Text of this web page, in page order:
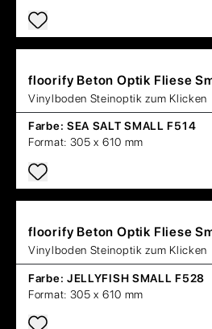
floorify Beton Optik Fliese
Vinylboden Steinoptik zum Klicken
Farbe: SEA SALT SMALL F514
Format: 305 x 610 mm
floorify Beton Optik Fliese
Vinylboden Steinoptik zum Klicken
Farbe: JELLYFISH SMALL F528
Format: 305 x 610 mm